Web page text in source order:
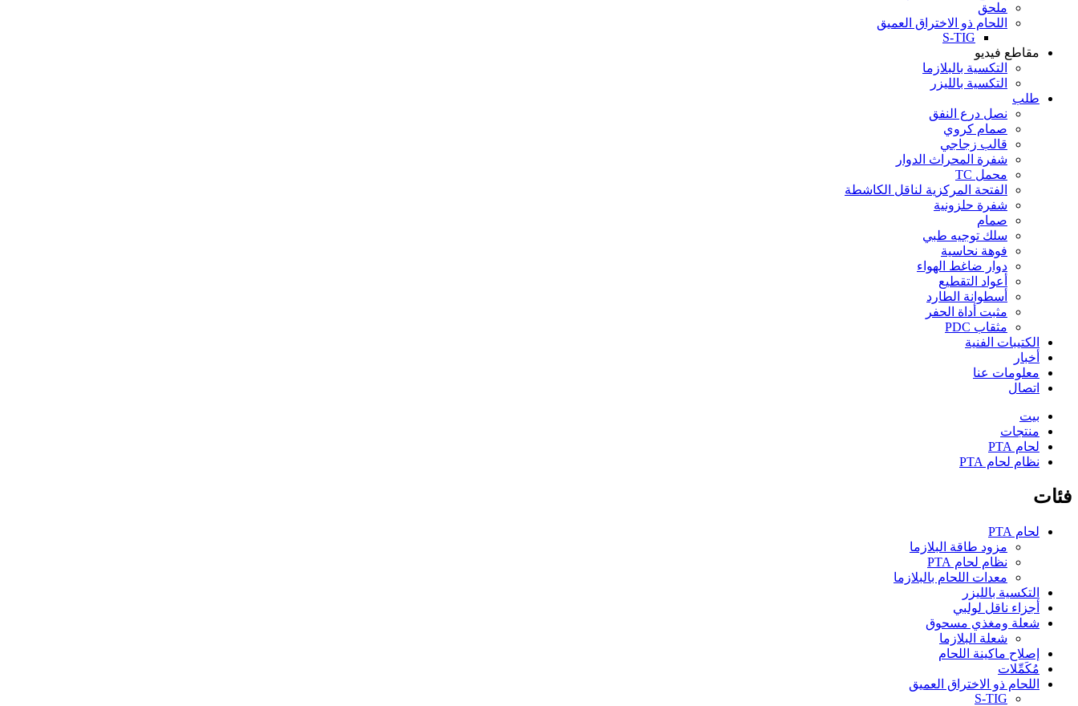
ملحق
اللحام ذو الاختراق العميق
S-TIG
مقاطع فيديو
التكسية بالبلازما
التكسية بالليزر
طلب
نصل درع النفق
صمام كروي
قالب زجاجي
شفرة المحراث الدوار
محمل TC
الفتحة المركزية لناقل الكاشطة
شفرة حلزونية
صمام
سلك توجيه طبي
فوهة نحاسية
دوار ضاغط الهواء
أعواد التقطيع
أسطوانة الطارد
مثبت أداة الحفر
مثقاب PDC
الكتيبات الفنية
أخبار
معلومات عنا
اتصال
بيت
منتجات
لحام PTA
نظام لحام PTA
فئات
لحام PTA
مزود طاقة البلازما
نظام لحام PTA
معدات اللحام بالبلازما
التكسية بالليزر
أجزاء ناقل لولبي
شعلة ومغذي مسحوق
شعلة البلازما
إصلاح ماكينة اللحام
مُكَمِّلات
اللحام ذو الاختراق العميق
S-TIG